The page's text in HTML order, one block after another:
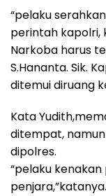
“pelaku
perintah kapolri,
Narkoba harus
S.Hananta. Sik.
ditemui diruang
Kata
ditempat,
dipolres.
“pelaku kenakan
penjara,”katanya.